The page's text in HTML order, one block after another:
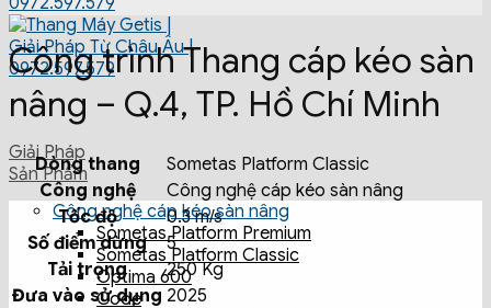
Giải Pháp
Sản Phẩm
Công nghệ cáp kéo sàn nâng
Sometas Platform Premium
Sometas Platform Classic
Optima 600
Code
Công trình Thang cáp kéo sàn
nâng – Q.4, TP. Hồ Chí Minh
Dòng thang
Sometas Platform Classic
Công nghệ
Công nghệ cáp kéo sàn nâng
Tốc độ
0.3 m/s
Số điểm dừng
5
Tải trọng
250 Kg
Đưa vào sử dụng 2025